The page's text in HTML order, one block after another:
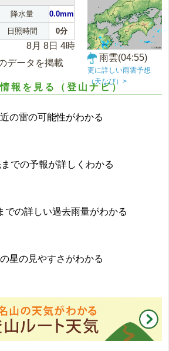
降水量
0.0mm
日照時間 0分
8月 8日 4時
データを掲載
雨雲(04:55)
更に詳しい雨雲予想
（天なび）>
報を見る（登山ナビ）
の雷の可能性がわかる
での予報が詳しくわかる
での詳しい過去雨量がわかる
星の見やすさがわかる